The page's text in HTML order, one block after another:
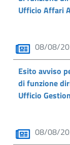
Ufficio Affari
08/08/
Esito avviso
di funzione
Ufficio
08/08/